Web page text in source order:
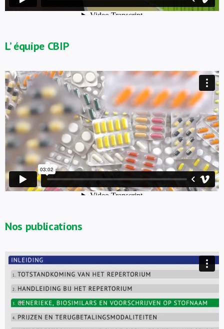
L’ équipe CBIP
Nos publications